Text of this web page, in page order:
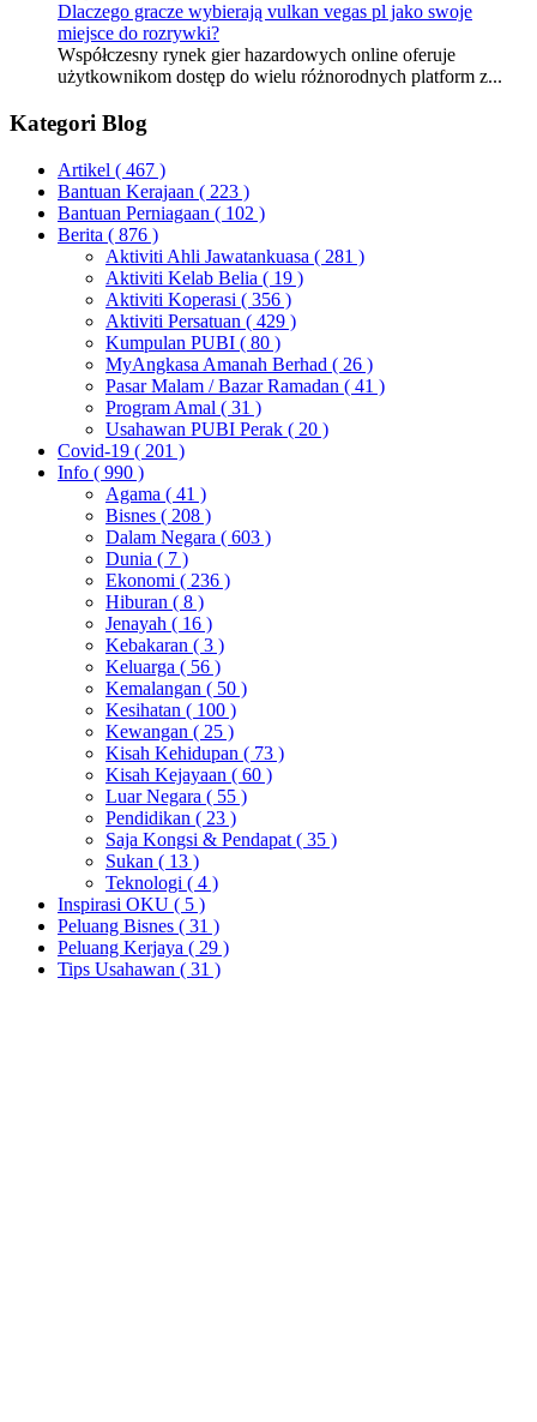
Dlaczego gracze wybierają vulkan vegas pl jako swoje
miejsce do rozrywki?
Współczesny rynek gier hazardowych online oferuje
użytkownikom dostęp do wielu różnorodnych platform z...
Kategori Blog
Artikel ( 467 )
Bantuan Kerajaan ( 223 )
Bantuan Perniagaan ( 102 )
Berita ( 876 )
Aktiviti Ahli Jawatankuasa ( 281 )
Aktiviti Kelab Belia ( 19 )
Aktiviti Koperasi ( 356 )
Aktiviti Persatuan ( 429 )
Kumpulan PUBI ( 80 )
MyAngkasa Amanah Berhad ( 26 )
Pasar Malam / Bazar Ramadan ( 41 )
Program Amal ( 31 )
Usahawan PUBI Perak ( 20 )
Covid-19 ( 201 )
Info ( 990 )
Agama ( 41 )
Bisnes ( 208 )
Dalam Negara ( 603 )
Dunia ( 7 )
Ekonomi ( 236 )
Hiburan ( 8 )
Jenayah ( 16 )
Kebakaran ( 3 )
Keluarga ( 56 )
Kemalangan ( 50 )
Kesihatan ( 100 )
Kewangan ( 25 )
Kisah Kehidupan ( 73 )
Kisah Kejayaan ( 60 )
Luar Negara ( 55 )
Pendidikan ( 23 )
Saja Kongsi & Pendapat ( 35 )
Sukan ( 13 )
Teknologi ( 4 )
Inspirasi OKU ( 5 )
Peluang Bisnes ( 31 )
Peluang Kerjaya ( 29 )
Tips Usahawan ( 31 )